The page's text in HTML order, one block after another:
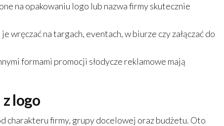
na opakowaniu logo lub nazwa firmy skutecznie
je wręczać na targach, eventach, w biurze czy załączać do
formami promocji słodycze reklamowe mają
logo
charakteru firmy, grupy docelowej oraz budżetu. Oto